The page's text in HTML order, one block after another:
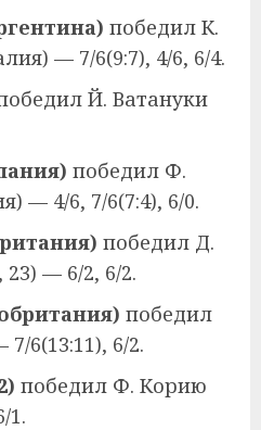
победил К.
— 7/6(9:7), 4/6, 6/4.
Й. Ватануки
победил Ф.
— 4/6, 7/6(7:4), 6/0.
победил Д.
— 6/2, 6/2.
победил
6(13:11), 6/2.
победил Ф. Корию
1.